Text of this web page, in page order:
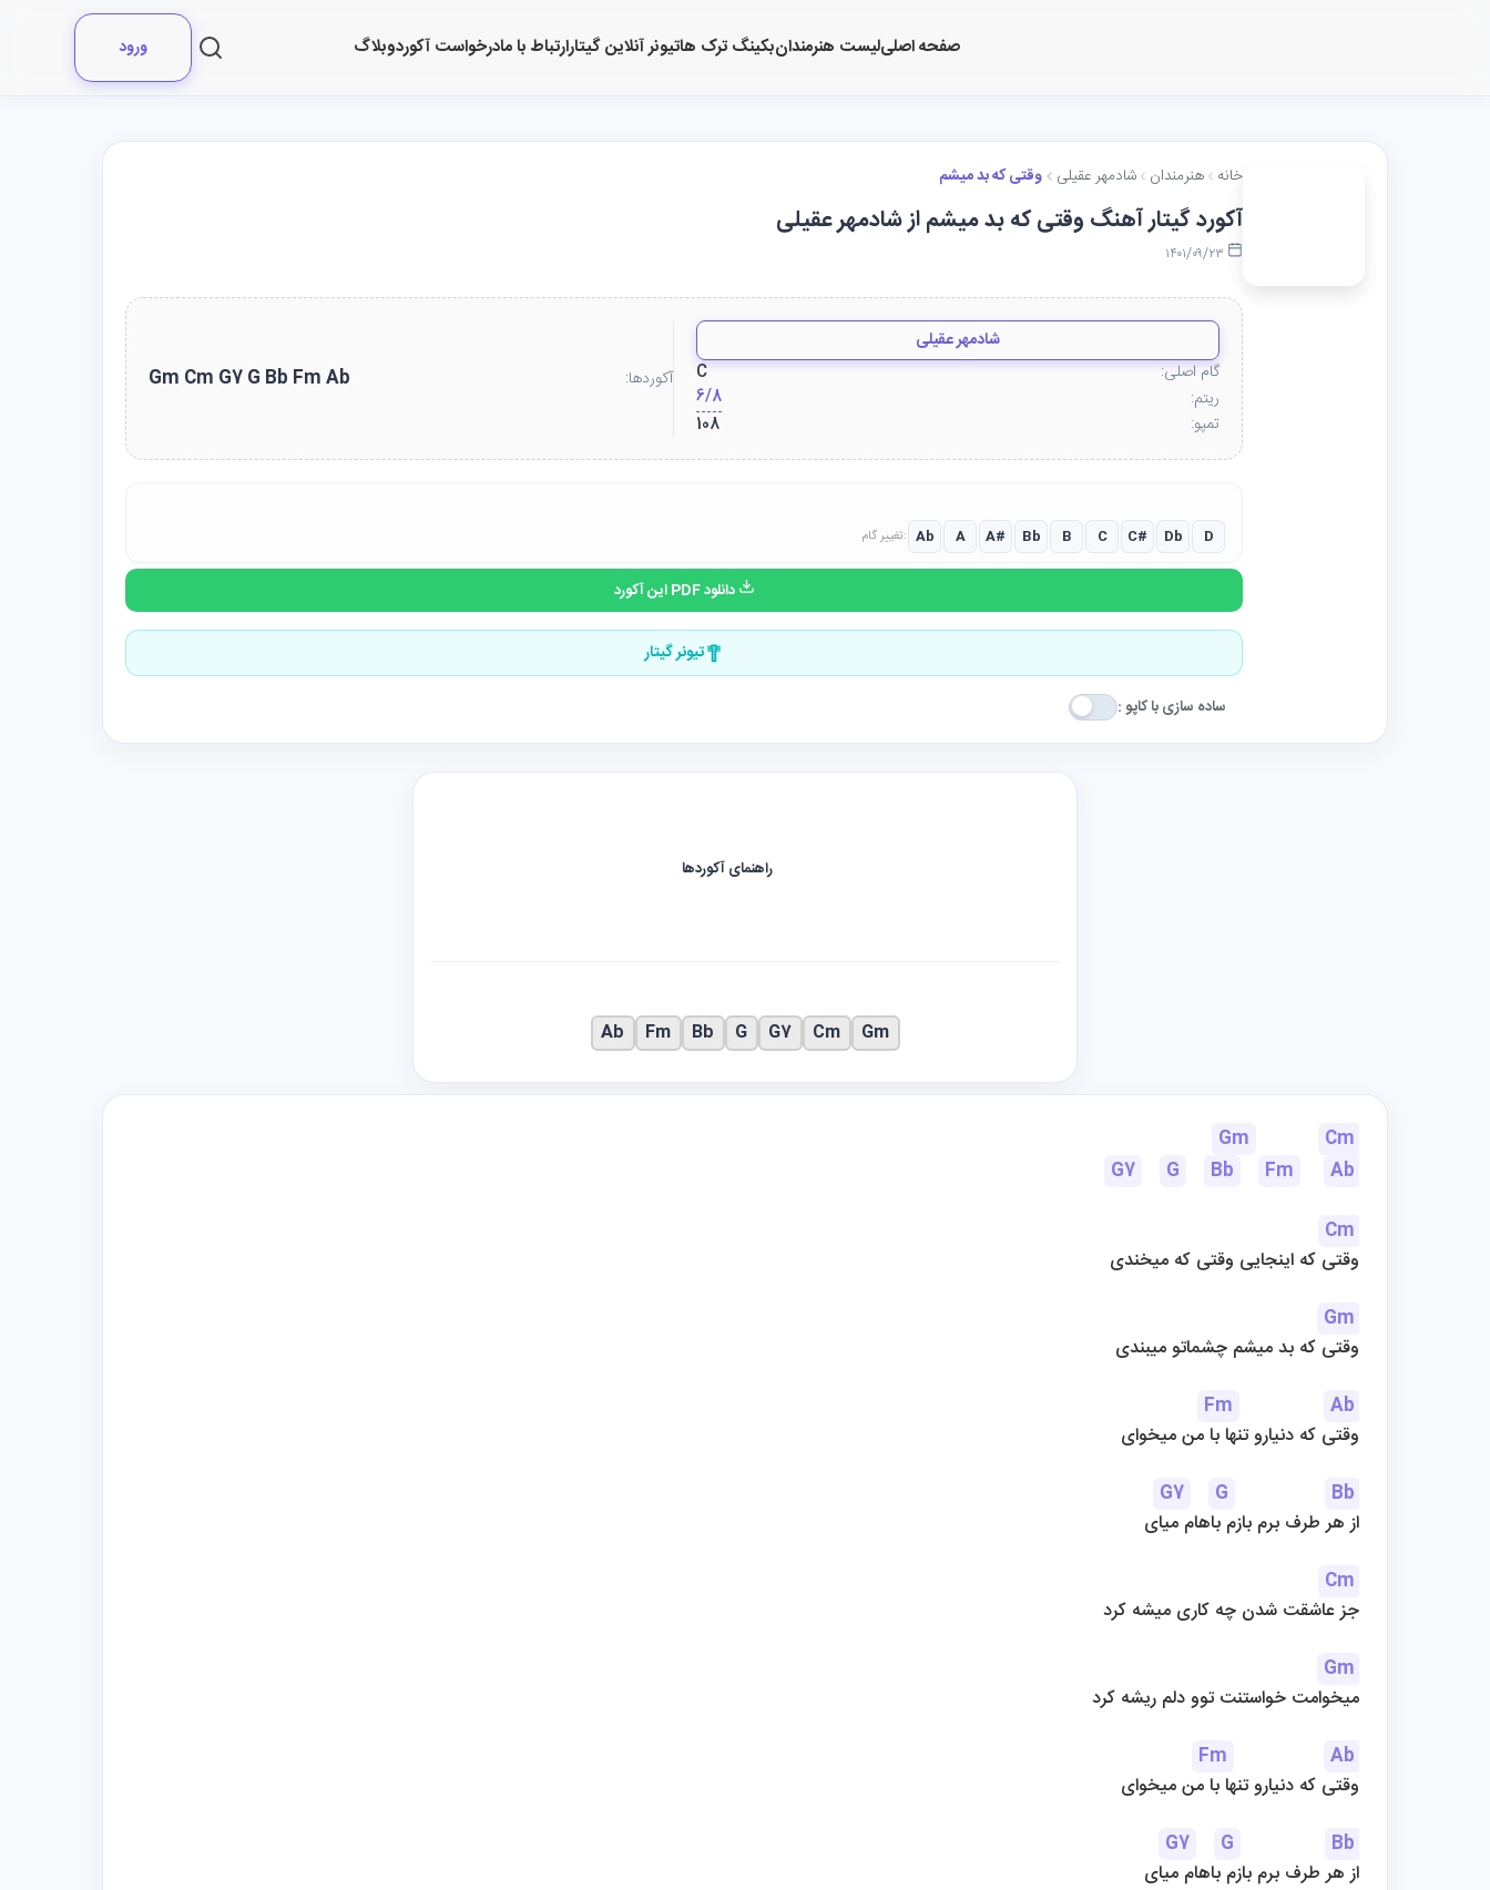
صفحه اصلیلیست هنرمندانبکینگ ترک هاتیونر آنلاین گیتارارتباط با مادرخواست آکوردوبلاگ ورود
خانه هنرمندان شادمهر عقیلی وقتی که بد میشم
آکورد گیتار آهنگ وقتی که بد میشم از شادمهر عقیلی
شادمهر عقیلی
گام اصلی:
C
ریتم:
6/8
تمپو:
108
آکوردها: Gm Cm G7 G Bb Fm Ab
تغییر گام: Ab A A# Bb B C C# Db D
دانلود PDF این آکورد
تیونر گیتار
ساده سازی با کاپو :
Gm
Cm
G7
G Bb Fm
Ab
Cm
وقتی که اینجایی وقتی که میخندی
Gm
وقتی که بد میشم چشماتو میبندی
Fm
Ab
وقتی که دنیارو تنها با من میخوای
G7
G
Bb
از هر طرف برم بازم باهام میای
Cm
جز عاشقت شدن چه کاری میشه کرد
Gm
میخوامت خواستنت توو دلم ریشه کرد
Fm
Ab
وقتی که دنیارو تنها با من میخوای
G7
G
Bb
از هر طرف برم بازم باهام میای
راهنمای آکوردها
Gm
Cm
G7
G
Bb
Fm
Ab